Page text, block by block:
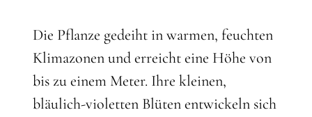
Die Pflanze gedeiht in warmen, feuchten
Klimazonen und erreicht eine Höhe von
bis zu einem Meter. Ihre kleinen,
bläulich-violetten Blüten entwickeln sich